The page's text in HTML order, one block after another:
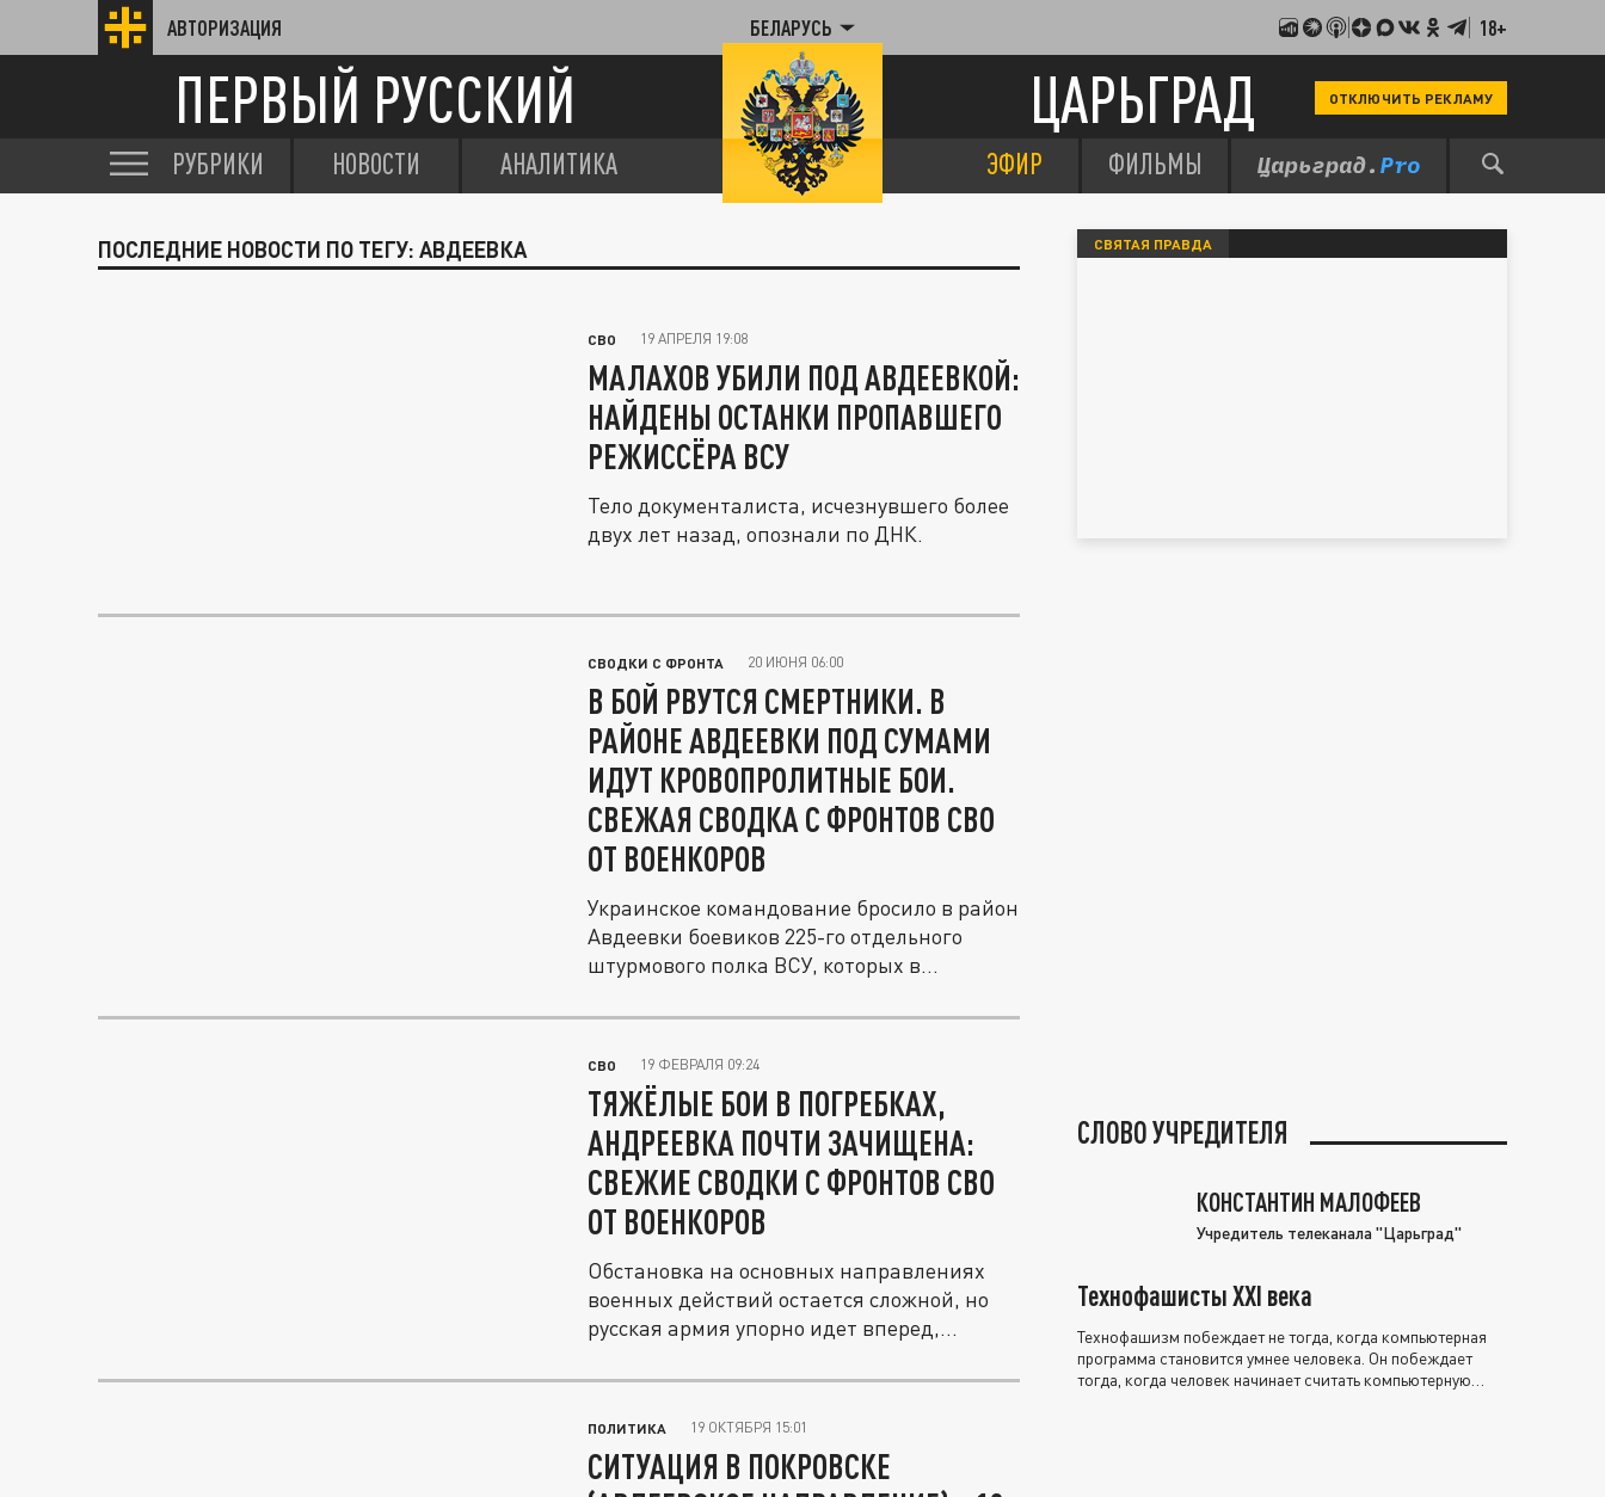
АВТОРИЗАЦИЯ БЕЛАРУСЬ 18+
ПЕРВЫЙ РУССКИЙ ЦАРЬГРАД ОТКЛЮЧИТЬ РЕКЛАМУ
РУБРИКИ НОВОСТИ АНАЛИТИКА ЭФИР ФИЛЬМЫ
ПОСЛЕДНИЕ НОВОСТИ ПО ТЕГУ: АВДЕЕВКА
СВО 19 АПРЕЛЯ 19:08
МАЛАХОВ УБИЛИ ПОД АВДЕЕВКОЙ:
НАЙДЕНЫ ОСТАНКИ ПРОПАВШЕГО
РЕЖИССЁРА ВСУ
Тело документалиста, исчезнувшего более
двух лет назад, опознали по ДНК.
СВОДКИ С ФРОНТА 20 ИЮНЯ 06:00
В БОЙ РВУТСЯ СМЕРТНИКИ. В
РАЙОНЕ АВДЕЕВКИ ПОД СУМАМИ
ИДУТ КРОВОПРОЛИТНЫЕ БОИ.
СВЕЖАЯ СВОДКА С ФРОНТОВ СВО
ОТ ВОЕНКОРОВ
Украинское командование бросило в район
Авдеевки боевиков 225-го отдельного
штурмового полка ВСУ, которых в...
СВО 19 ФЕВРАЛЯ 09:24
ТЯЖЁЛЫЕ БОИ В ПОГРЕБКАХ,
АНДРЕЕВКА ПОЧТИ ЗАЧИЩЕНА:
СВЕЖИЕ СВОДКИ С ФРОНТОВ СВО
ОТ ВОЕНКОРОВ
Обстановка на основных направлениях
военных действий остается сложной, но
русская армия упорно идет вперед,...
ПОЛИТИКА 19 ОКТЯБРЯ 15:01
СИТУАЦИЯ В ПОКРОВСКЕ
СВЯТАЯ ПРАВДА
СЛОВО УЧРЕДИТЕЛЯ
КОНСТАНТИН МАЛОФЕЕВ
Учредитель телеканала "Царьград"
Технофашисты XXI века
Технофашизм побеждает не тогда, когда компьютерная
программа становится умнее человека. Он побеждает
тогда, когда человек начинает считать компьютерную